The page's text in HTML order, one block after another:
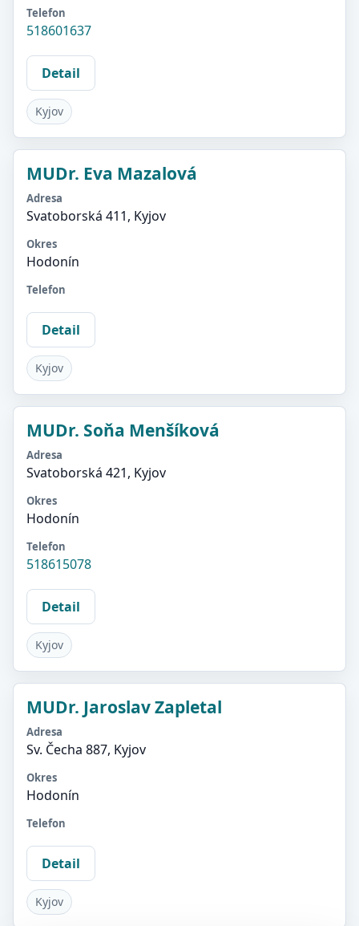
Telefon
518601637
Detail
Kyjov
MUDr. Eva Mazalová
Adresa
Svatoborská 411, Kyjov
Okres
Hodonín
Telefon
Detail
Kyjov
MUDr. Soňa Menšíková
Adresa
Svatoborská 421, Kyjov
Okres
Hodonín
Telefon
518615078
Detail
Kyjov
MUDr. Jaroslav Zapletal
Adresa
Sv. Čecha 887, Kyjov
Okres
Hodonín
Telefon
Detail
Kyjov